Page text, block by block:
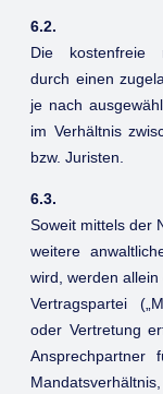
6.2.
Die kostenfreie
durch einen
je nach
im Verhältnis
bzw. Juristen.
6.3.
Soweit mittels der
weitere
wird, werden
Vertragspartei
oder Vertretung
Ansprechpartner